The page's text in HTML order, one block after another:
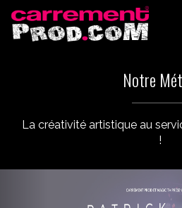
Notre
La créativité artistique au
!